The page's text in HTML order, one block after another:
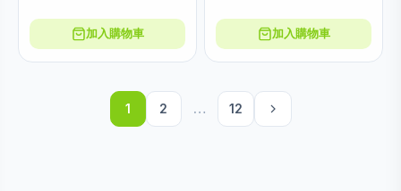
加入購物車 加入購物車
1 2 … 12